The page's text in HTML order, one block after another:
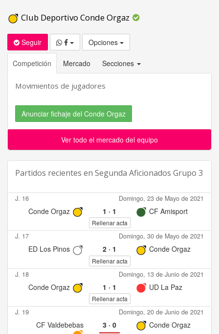
Club Deportivo Conde Orgaz
Seguir Opciones
Competición Mercado Secciones
Movimientos de jugadores
Anunciar fichaje del Conde Orgaz
Ver todo el mercado del equipo
Partidos recientes en Segunda Aficionados Grupo 3
J. 16 Domingo, 23 de Mayo de 2021
Conde Orgaz 1 · 1 CF Amisport
Rellenar acta
J. 17 Domingo, 30 de Mayo de 2021
ED Los Pinos 2· 1 Conde Orgaz
Rellenar acta
J. 18 Domingo, 13 de Junio de 2021
Conde Orgaz 1 · 1 UD La Paz
Rellenar acta
J. 19 Domingo, 20 de Junio de 2021
CF Valdebebas 3· 0 Conde Orgaz